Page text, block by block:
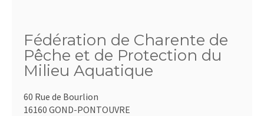
Fédération de Charente de
Pêche et de Protection du
Milieu Aquatique
60 Rue de Bourlion
16160 GOND-PONTOUVRE